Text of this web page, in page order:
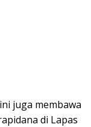
juga membawa
di Lapas